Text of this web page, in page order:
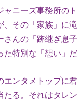
ニーズ事務所の
その「家族」に
んの「跡継ぎ息
特別な「想い」だ
ンタメトップに
る。それはタレ